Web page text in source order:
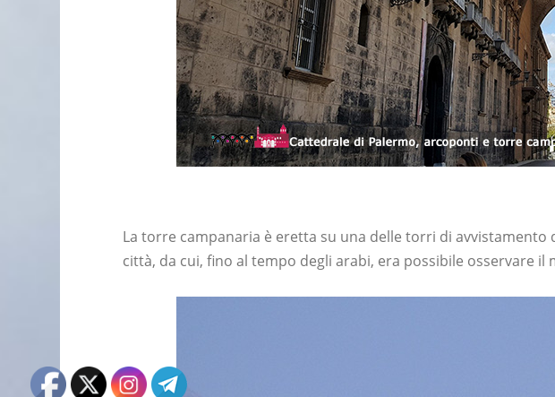
La torre campanaria è eretta su una delle torri di
città, da cui, fino al tempo degli arabi, era possibile osservare